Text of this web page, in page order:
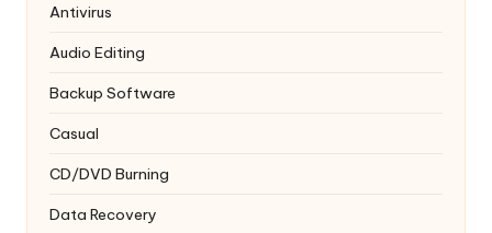
Antivirus
Audio Editing
Backup Software
Casual
CD/DVD Burning
Data Recovery